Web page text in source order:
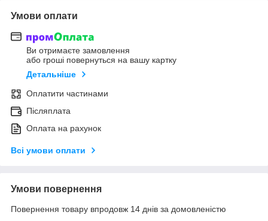
Умови оплати
Ви отримаєте замовлення
або гроші повернуться на вашу картку
Детальніше
Оплатити частинами
Післяплата
Оплата на рахунок
Всі умови оплати
Умови повернення
Повернення товару впродовж 14 днів за домовленістю